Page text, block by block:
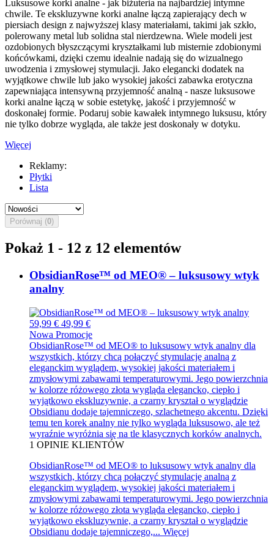
Luksusowe korki analne - jak biżuteria na najbardziej intymne
chwile. Te ekskluzywne korki analne łączą zapierający dech w
piersiach design z najwyższej klasy materiałami, takimi jak szkło,
polerowany metal lub solidna stal nierdzewna. Wiele modeli jest
ozdobionych błyszczącymi kryształkami lub misternie zdobionymi
końcówkami, dzięki czemu idealnie nadają się do wizualnego
uwodzenia i zmysłowej stymulacji. Jako elegancki dodatek na
wyjątkowe chwile lub jako wysokiej jakości zabawka erotyczna
zapewniająca intensywną przyjemność analną - nasze luksusowe
korki analne łączą w sobie estetykę, jakość i przyjemność w
doskonałej formie. Podaruj sobie kawałek intymnego luksusu, który
nie tylko dobrze wygląda, ale także jest doskonały w dotyku.
Więcej
Reklamy:
Płytki
Lista
Porównaj (0)
Pokaż 1 - 12 z 12 elementów
ObsidianRose™ od MEO® – luksusowy wtyk
analny
59,99 € 49,99 €
Nowa Promocje
ObsidianRose™ od MEO® to luksusowy wtyk analny dla
wszystkich, którzy chcą połączyć stymulację analną z
eleganckim wyglądem, wysokiej jakości materiałem i
zmysłowymi zabawami temperaturowymi. Jego powierzchnia
w kolorze różowego złota wygląda elegancko, ciepło i
wyjątkowo ekskluzywnie, a czarny kryształ o wyglądzie
Obsidianu dodaje tajemniczego, szlachetnego akcentu. Dzięki
temu ten korek analny nie tylko wygląda luksusowo, ale też
wyraźnie wyróżnia się na tle klasycznych korków analnych.
1 OPINIE KLIENTÓW
ObsidianRose™ od MEO® to luksusowy wtyk analny dla
wszystkich, którzy chcą połączyć stymulację analną z
eleganckim wyglądem, wysokiej jakości materiałem i
zmysłowymi zabawami temperaturowymi. Jego powierzchnia
w kolorze różowego złota wygląda elegancko, ciepło i
wyjątkowo ekskluzywnie, a czarny kryształ o wyglądzie
Obsidianu dodaje tajemniczego,... Więcej